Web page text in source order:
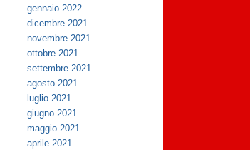
gennaio 2022
dicembre 2021
novembre 2021
ottobre 2021
settembre 2021
agosto 2021
luglio 2021
giugno 2021
maggio 2021
aprile 2021